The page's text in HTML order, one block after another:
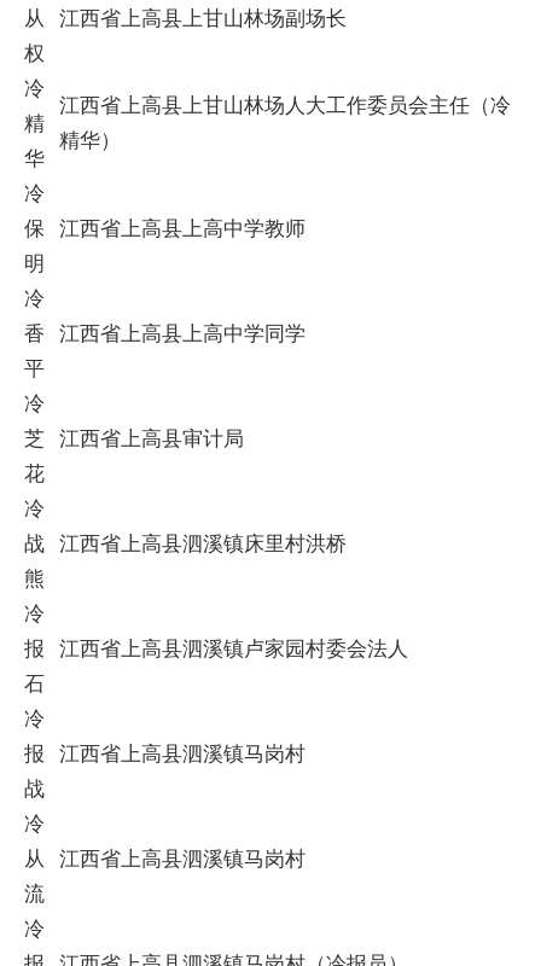
从
权
江西省上高县上甘山林场副场长
冷
精
华
江西省上高县上甘山林场人大工作委员会主任（冷
精华）
冷
保
明
江西省上高县上高中学教师
冷
香
平
江西省上高县上高中学同学
冷
芝
花
江西省上高县审计局
冷
战
熊
江西省上高县泗溪镇床里村洪桥
冷
报
石
江西省上高县泗溪镇卢家园村委会法人
冷
报
战
江西省上高县泗溪镇马岗村
冷
从
流
江西省上高县泗溪镇马岗村
冷